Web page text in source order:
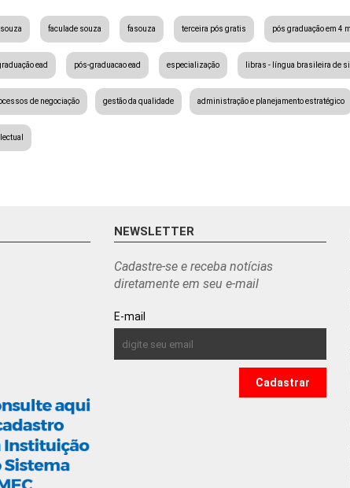
faculade souza fasouza terceira pós gratis pós graduação em 4
ead pós-graduacao ead especialização libras - língua brasileira de
de negociação gestão da qualidade administração e planejamento estratégico
NEWSLETTER
Cadastre-se e receba notícias
diretamente em seu e-mail
E-mail